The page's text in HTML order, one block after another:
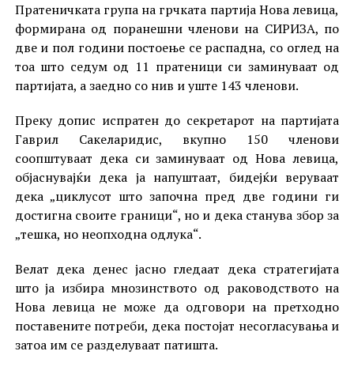
Пратеничката група на грчката партија Нова левица,
формирана од поранешни членови на СИРИЗА, по
две и пол години постоење се распадна, со оглед на
тоа што седум од 11 пратеници си заминуваат од
партијата, а заедно со нив и уште 143 членови.
Преку допис испратен до секретарот на партијата
Гаврил Сакеларидис, вкупно 150 членови
соопштуваат дека си заминуваат од Нова левица,
објаснувајќи дека ја напуштаат, бидејќи веруваат
дека „циклусот што започна пред две години ги
достигна своите граници“, но и дека станува збор за
„тешка, но неопходна одлука“.
Велат дека денес јасно гледаат дека стратегијата
што ја избира мнозинството од раководството на
Нова левица не може да одговори на претходно
поставените потреби, дека постојат несогласувања и
затоа им се разделуваат патишта.